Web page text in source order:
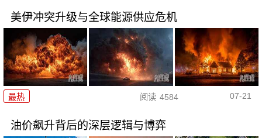
美伊冲突升级与全球能源供应危机
最热 阅读 4584 07-21
油价飙升背后的深层逻辑与博弈